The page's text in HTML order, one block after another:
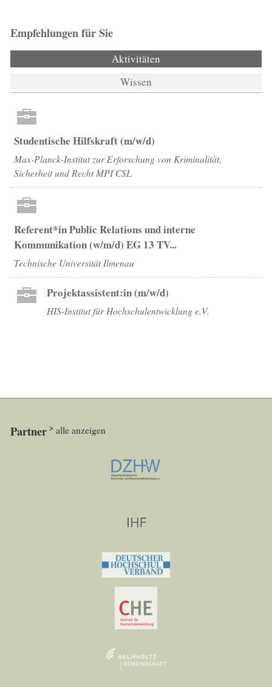
Empfehlungen für Sie
Aktivitäten
Wissen
Studentische Hilfskraft (m/w/d)
Max-Planck-Institut zur Erforschung von Kriminalität,
Sicherheit und Recht MPI CSL
Referent*in Public Relations und interne
Kommunikation (w/m/d) EG 13 TV...
Technische Universität Ilmenau
Projektassistent:in (m/w/d)
HIS-Institut für Hochschulentwicklung e.V.
Partner alle anzeigen